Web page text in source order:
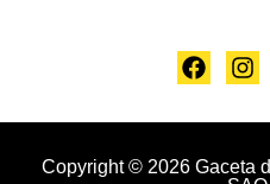
Copyright © 2026 Gaceta